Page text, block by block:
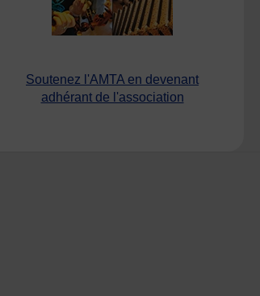
Soutenez l'AMTA en devenant
adhérant de l'association